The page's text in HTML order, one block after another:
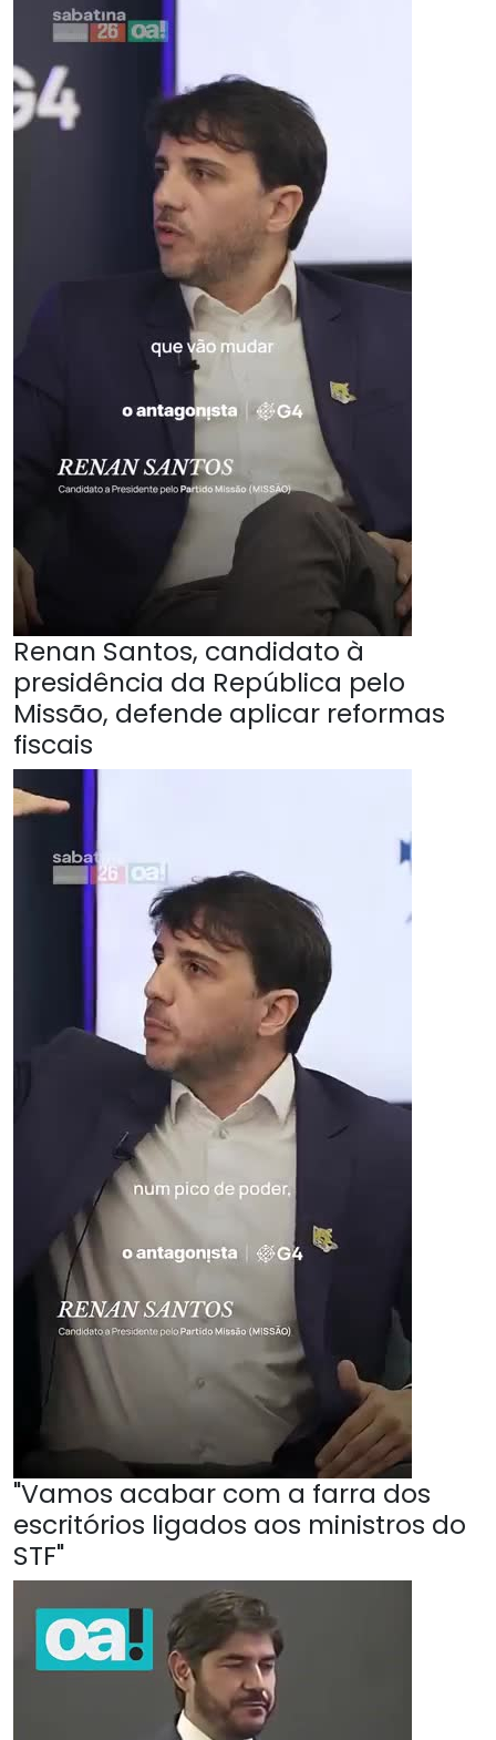
Renan Santos, candidato à
presidência da República pelo
Missão, defende aplicar reformas
fiscais
"Vamos acabar com a farra dos
escritórios ligados aos ministros do
STF"